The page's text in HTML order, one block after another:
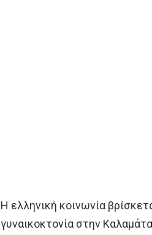
Η ελληνική κοινωνία
γυναικοκτονία στην